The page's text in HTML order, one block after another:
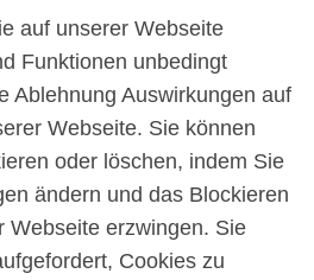
auf unserer Webseite
Funktionen unbedingt
Ablehnung Auswirkungen auf
Webseite. Sie können
oder löschen, indem Sie
ändern und das Blockieren
Webseite erzwingen. Sie
Cookies zu